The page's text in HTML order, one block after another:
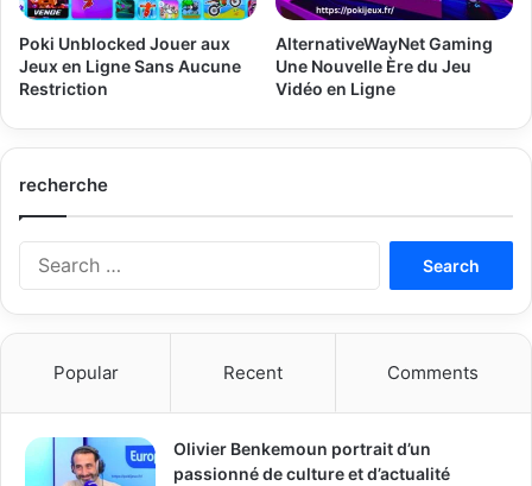
Poki Unblocked Jouer aux
Jeux en Ligne Sans Aucune
Restriction
AlternativeWayNet Gaming
Une Nouvelle Ère du Jeu
Vidéo en Ligne
recherche
Popular Recent Comments
Olivier Benkemoun portrait d’un
passionné de culture et d’actualité